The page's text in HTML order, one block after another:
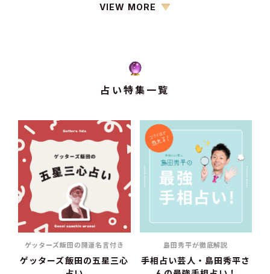
VIEW MORE
占い特集一覧
ゲッターズ飯田の開運名言付き
ゲッターズ飯田の五星三心
島田秀平が徹底解説
手相占い芸人・島田秀平さ